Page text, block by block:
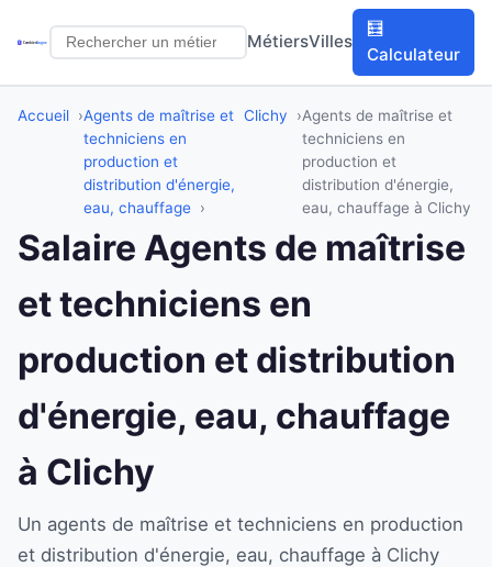
MétiersVilles
🧮
Calculateur
Accueil
Agents de maîtrise et
techniciens en
production et
distribution d'énergie,
eau, chauffage
Clichy
Agents de maîtrise et
techniciens en
production et
distribution d'énergie,
eau, chauffage à Clichy
Salaire Agents de maîtrise
et techniciens en
production et distribution
d'énergie, eau, chauffage
à Clichy
Un agents de maîtrise et techniciens en production
et distribution d'énergie, eau, chauffage à Clichy